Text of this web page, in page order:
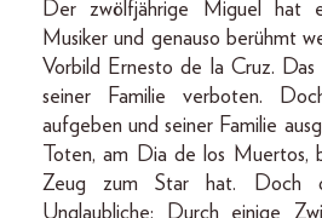
Der zwölfjährige Miguel hat
Musiker und genauso berühmt
Vorbild Ernesto de la Cruz.
seiner Familie verboten.
aufgeben und seiner Familie
Toten, am Dia de los Muertos,
Zeug zum Star hat. Doch
Unglaubliche: Durch einige